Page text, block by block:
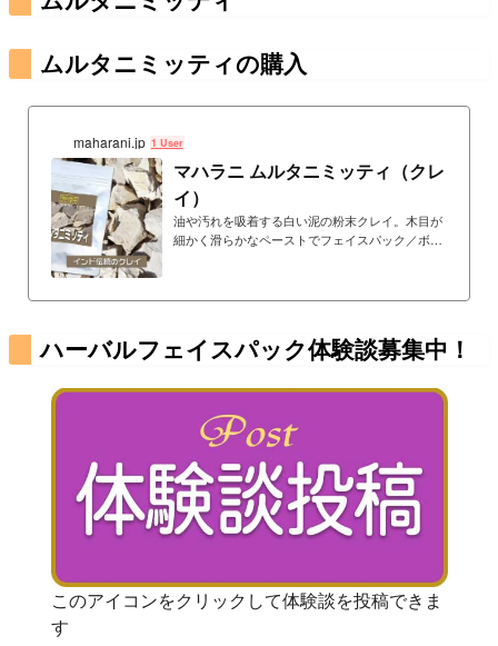
ムルタニミッティの購入
maharani.jp 1 User
マハラニ ムルタニミッティ（クレ
イ）
油や汚れを吸着する白い泥の粉末クレイ。木目が
細かく滑らかなペーストでフェイスパック／ボデ
ハーバルフェイスパック体験談募集中！
このアイコンをクリックして体験談を投稿できま
す